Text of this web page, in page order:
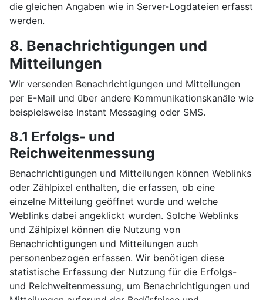
die gleichen Angaben wie in Server-Logdateien erfasst
werden.
8. Benachrichtigungen und
Mitteilungen
Wir versenden Benachrichtigungen und Mitteilungen
per E-Mail und über andere Kommunikationskanäle wie
beispielsweise Instant Messaging oder SMS.
8.1 Erfolgs- und
Reichweitenmessung
Benachrichtigungen und Mitteilungen können Weblinks
oder Zählpixel enthalten, die erfassen, ob eine
einzelne Mitteilung geöffnet wurde und welche
Weblinks dabei angeklickt wurden. Solche Weblinks
und Zählpixel können die Nutzung von
Benachrichtigungen und Mitteilungen auch
personenbezogen erfassen. Wir benötigen diese
statistische Erfassung der Nutzung für die Erfolgs-
und Reichweitenmessung, um Benachrichtigungen und